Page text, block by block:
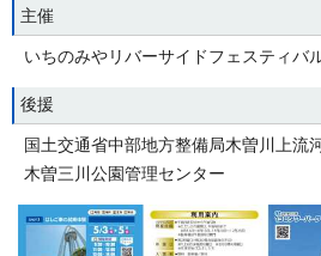
主催
いちのみやリバーサイドフェスティバ
後援
国土交通省中部地方整備局木曽川上流
木曽三川公園管理センター